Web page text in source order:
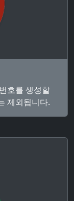
호를 생성할
제외됩니다.